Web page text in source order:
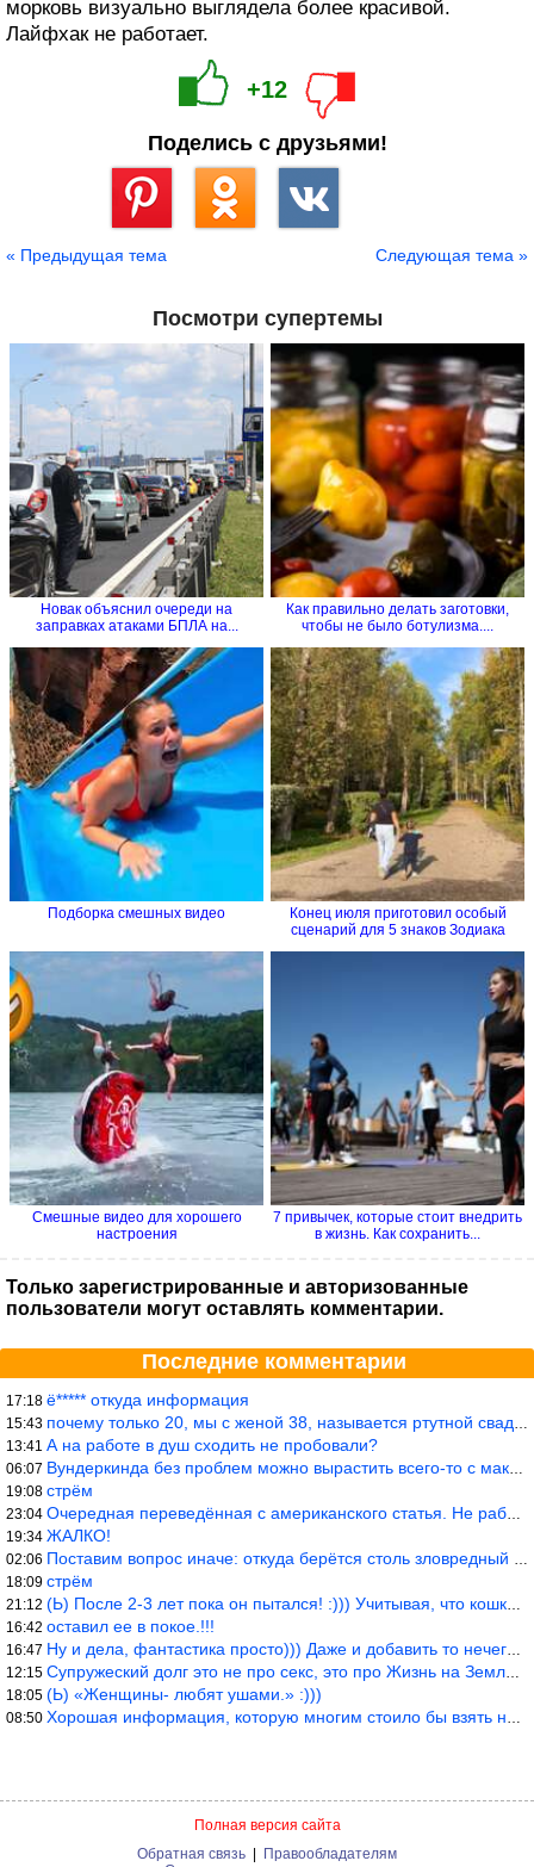
морковь визуально выглядела более красивой.
Лайфхак не работает.
+12
Поделись с друзьями!
« Предыдущая тема Следующая тема »
Посмотри супертемы
Новак объяснил очереди на
заправках атаками БПЛА на...
Как правильно делать заготовки,
чтобы не было ботулизма....
Подборка смешных видео
Конец июля приготовил особый
сценарий для 5 знаков Зодиака
Смешные видео для хорошего
настроения
7 привычек, которые стоит внедрить
в жизнь. Как сохранить...
Только зарегистрированные и авторизованные
пользователи могут оставлять комментарии.
Последние комментарии
17:18 ё***** откуда информация
15:43 почему только 20, мы с женой 38, называется ртутной свадьбой, гр
13:41 А на работе в душ сходить не пробовали?
06:07 Вундеркинда без проблем можно вырастить всего-то с максимально р
19:08 стрём
23:04 Очередная переведённая с американского статья. Не работает эта ф
19:34 ЖАЛКО!
02:06 Поставим вопрос иначе: откуда берётся столь зловредный феминизм?
18:09 стрём
21:12 (Ь) После 2-3 лет пока он пытался! :))) Учитывая, что кошки 10-1
16:42 оставил ее в покое.!!!
16:47 Ну и дела, фантастика просто))) Даже и добавить то нечего…
12:15 Супружеский долг это не про секс, это про Жизнь на Земле. Супруж
18:05 (Ь) «Женщины- любят ушами.» :)))
08:50 Хорошая информация, которую многим стоило бы взять на вооружение
Полная версия сайта
Обратная связь | Правообладателям